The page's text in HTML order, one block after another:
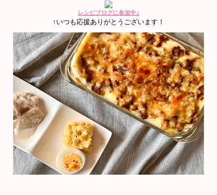
レシピブログに参加中♪
↑いつも応援ありがとうございます！